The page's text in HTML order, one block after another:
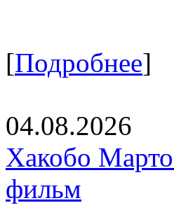
[Подробнее]
04.08.2026
Хакобо
фильм